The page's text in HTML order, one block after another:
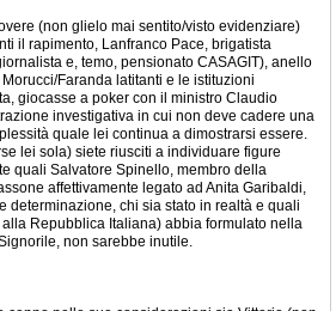
(non glielo mai sentito/visto evidenziare)
il rapimento, Lanfranco Pace, brigatista
e, temo, pensionato CASAGIT), anello
Faranda latitanti e le istituzioni
giocasse a poker con il ministro Claudio
investigativa in cui non deve cadere una
quale lei continua a dimostrarsi essere.
lei sola) siete riusciti a individuare figure
quali Salvatore Spinello, membro della
affettivamente legato ad Anita Garibaldi,
determinazione, chi sia stato in realtà e quali
Repubblica Italiana) abbia formulato nella
non sarebbe inutile.